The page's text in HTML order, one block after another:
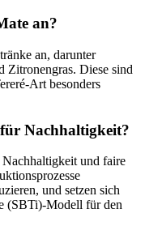
an?
an, darunter
Diese sind
Art besonders
Nachhaltigkeit?
und faire
und setzen sich
(SBTi)-Modell für den